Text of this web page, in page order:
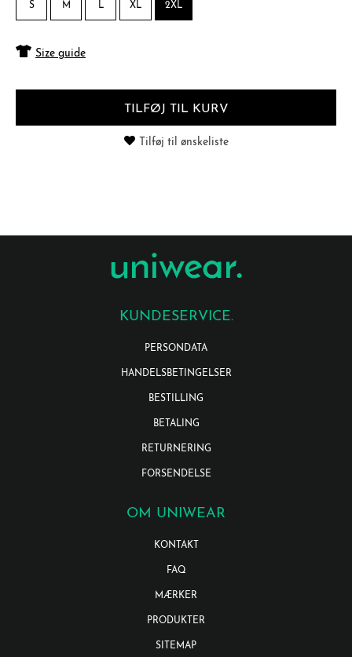
S M L XL 2XL
Size guide
TILFØJ TIL KURV
Tilføj til ønskeliste
KUNDESERVICE.
PERSONDATA
HANDELSBETINGELSER
BESTILLING
BETALING
RETURNERING
FORSENDELSE
OM UNIWEAR
KONTAKT
FAQ
MÆRKER
PRODUKTER
SITEMAP